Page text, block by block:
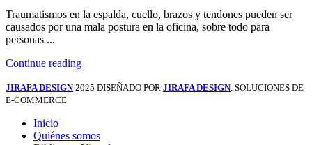
Traumatismos en la espalda, cuello, brazos y tendones pueden ser
causados por una mala postura en la oficina, sobre todo para
personas ...
Continue reading
JIRAFA DESIGN 2025 DISEÑADO POR JIRAFA DESIGN. SOLUCIONES DE
E-COMMERCE
Inicio
Quiénes somos